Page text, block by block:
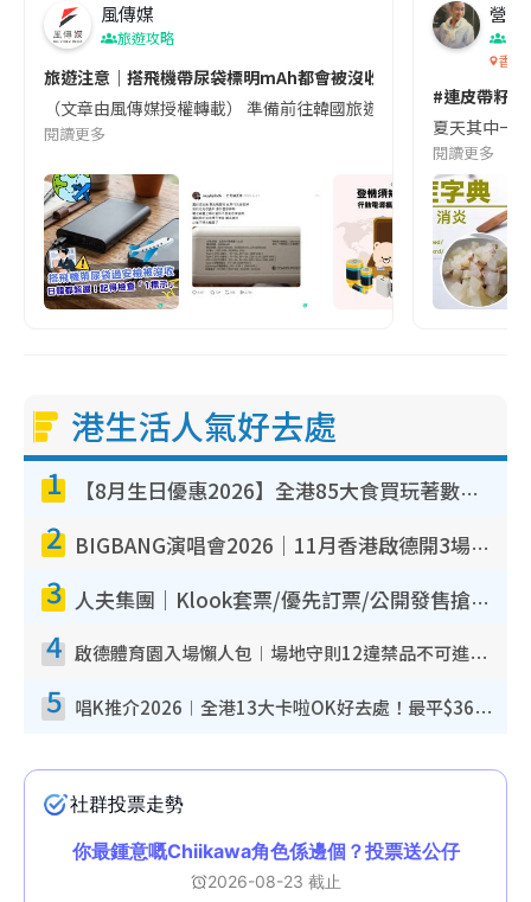
風傳媒
旅遊攻略
旅遊注意｜搭飛機帶尿袋標明mAh都會被沒收😱出發前切記檢查
（文章由風傳媒授權轉載） 準備前往韓國旅遊的民眾，近期要
閱讀更多
營養
香港
#連皮帶籽
夏天其中一
閱讀更多
港生活人氣好去處
1 【8月生日優惠2026】全港85大食買玩著數攻略 自助餐/火鍋放題同行免費＋誠品/DONKI送現金券
2 BIGBANG演唱會2026｜11月香港啟德開3場！實名制VIP申請、優先購票攻略
3 人夫集團｜Klook套票/優先訂票/公開發售搶飛攻略！附票價.購票連結.場地座位表
4 啟德體育園入場懶人包︱場地守則12違禁品不可進場准帶細水樽但全場禁樽蓋！應援牌有限制！
5 唱K推介2026︱全港13大卡啦OK好去處！最平$36起 日文K都有！(附地址+收費詳情)